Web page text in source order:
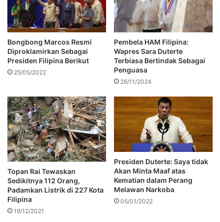
Bongbong Marcos Resmi
Diproklamirkan Sebagai
Presiden Filipina Berikut
25/05/2022
Pembela HAM Filipina:
Wapres Sara Duterte
Terbiasa Bertindak Sebagai
Penguasa
26/11/2024
Topan Rai Tewaskan
Sedikitnya 112 Orang,
Padamkan Listrik di 227 Kota
Filipina
19/12/2021
Presiden Duterte: Saya tidak
Akan Minta Maaf atas
Kematian dalam Perang
Melawan Narkoba
05/01/2022